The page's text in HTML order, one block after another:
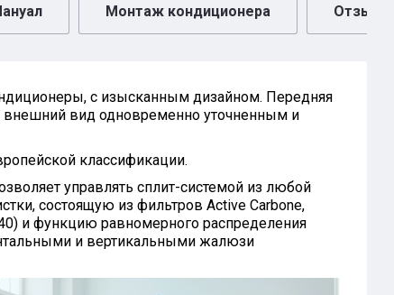
Монтаж кондиционера Отзывы
с изысканным дизайном. Передняя
вид одновременно уточненным и
классификации.
управлять сплит-системой из любой
состоящую из фильтров Active Carbone,
и функцию равномерного распределения
и вертикальными жалюзи